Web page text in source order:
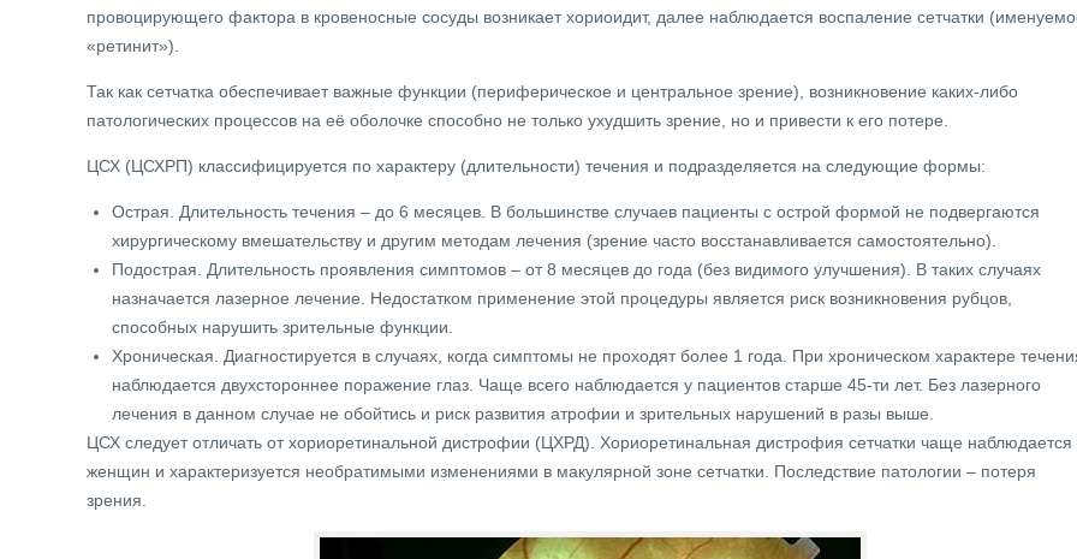
провоцирующего фактора в кровеносные сосуды возникает хориоидит, далее наблюдается воспаление сетчатки
«ретинит»).
Так как сетчатка обеспечивает важные функции (периферическое и центральное зрение), возникновение каких-либо
патологических процессов на её оболочке способно не только ухудшить зрение, но и привести к его потере.
ЦСХ (ЦСХРП) классифицируется по характеру (длительности) течения и подразделяется на следующие формы:
Острая. Длительность течения – до 6 месяцев. В большинстве случаев пациенты с острой формой не подвергаются
хирургическому вмешательству и другим методам лечения (зрение часто восстанавливается самостоятельно).
Подострая. Длительность проявления симптомов – от 8 месяцев до года (без видимого улучшения). В таких случаях
назначается лазерное лечение. Недостатком применение этой процедуры является риск возникновения рубцов,
способных нарушить зрительные функции.
Хроническая. Диагностируется в случаях, когда симптомы не проходят более 1 года. При хроническом характере
наблюдается двухстороннее поражение глаз. Чаще всего наблюдается у пациентов старше 45-ти лет. Без лазерного
лечения в данном случае не обойтись и риск развития атрофии и зрительных нарушений в разы выше.
ЦСХ следует отличать от хориоретинальной дистрофии (ЦХРД). Хориоретинальная дистрофия сетчатки чаще наблюдается
женщин и характеризуется необратимыми изменениями в макулярной зоне сетчатки. Последствие патологии – потеря
зрения.